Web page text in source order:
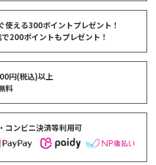
使える300ポイントプレゼント！
200ポイントもプレゼント！
円(税込)以上
料
コンビニ決済等利用可